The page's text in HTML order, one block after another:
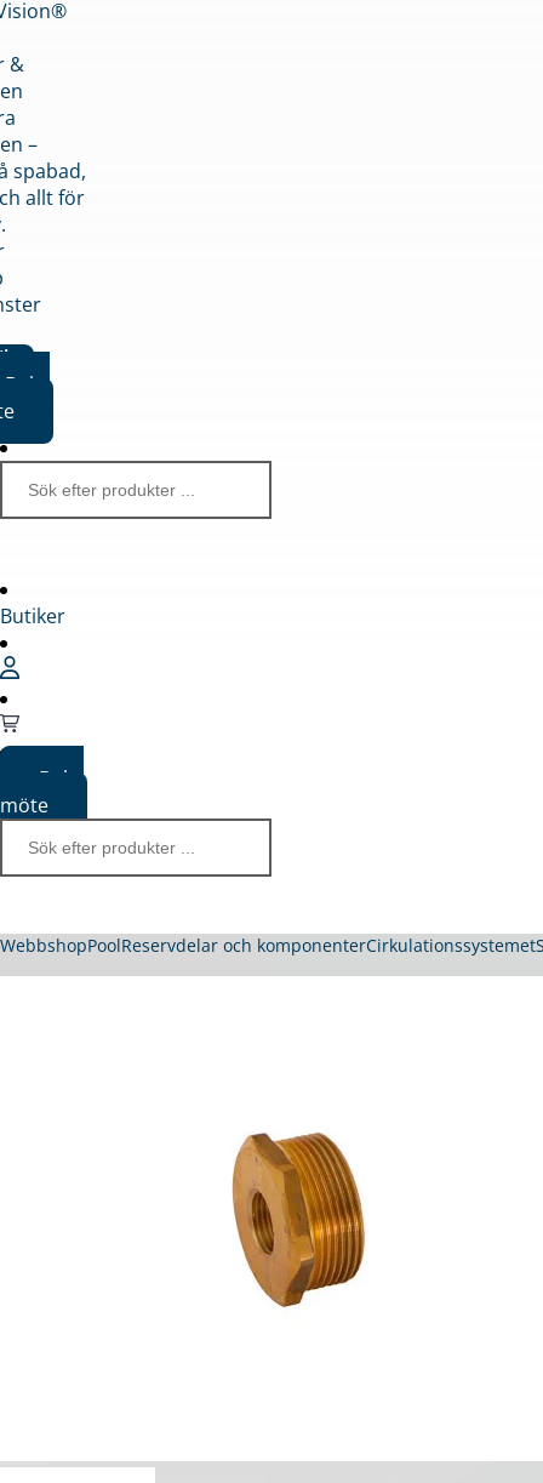
&
–
spabad,
allt för
Boka
Butiker
Boka
möte
WebbshopPoolReservdelar och komponenterCirkulationssystemet